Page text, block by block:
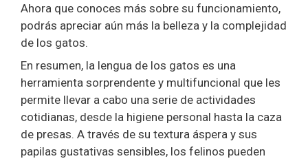
Ahora que conoces más sobre su funcionamiento,
podrás apreciar aún más la belleza y la complejidad
de los gatos.
En resumen, la lengua de los gatos es una
herramienta sorprendente y multifuncional que les
permite llevar a cabo una serie de actividades
cotidianas, desde la higiene personal hasta la caza
de presas. A través de su textura áspera y sus
papilas gustativas sensibles, los felinos pueden